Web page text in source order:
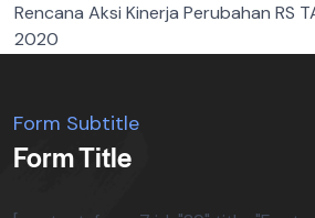
Rencana Aksi Kinerja Perubahan RS
2020
Form Subtitle
Form Title